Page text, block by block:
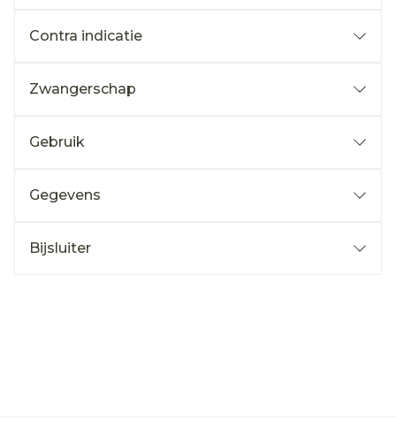
Contra indicatie
Zwangerschap
Gebruik
Gegevens
Bijsluiter